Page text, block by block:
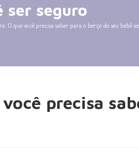
ser seguro
O que você precisa saber para o berço do seu bebê
precisa